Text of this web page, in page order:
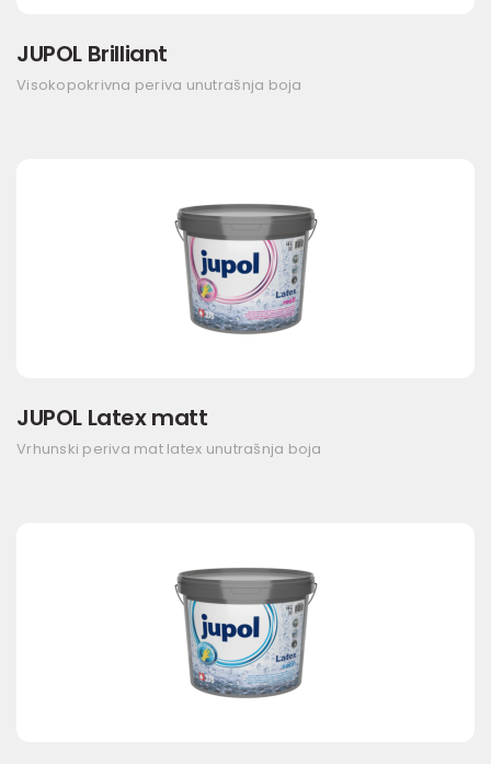
JUPOL Brilliant
Visokopokrivna periva unutrašnja boja
JUPOL Latex matt
Vrhunski periva mat latex unutrašnja boja